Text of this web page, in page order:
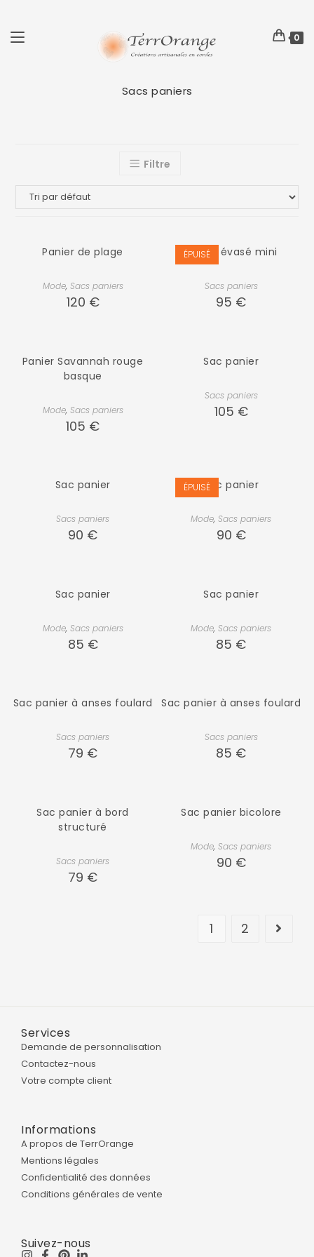
0
Sacs paniers
Filtre
Panier de plage
Mode, Sacs paniers
120 €
ÉPUISÉ
Panier évasé mini
Sacs paniers
95 €
Panier Savannah rouge
basque
Mode, Sacs paniers
105 €
Sac panier
Sacs paniers
105 €
Sac panier
Sacs paniers
90 €
ÉPUISÉSac panier
Mode,Sacs paniers
90 €
Sac panier
Mode, Sacs paniers
85 €
Sac panier
Mode,Sacs paniers
85 €
Sac panier à anses foulard
Sacs paniers
79 €
Sac panier à anses foulard
Sacs paniers
85 €
Sac panier à bord
structuré
Sacs paniers
79 €
Sac panier bicolore
Mode,Sacs paniers
90 €
1 2
Services
Demande de personnalisation
Contactez-nous
Votre compte client
Informations
A propos de TerrOrange
Mentions légales
Confidentialité des données
Conditions générales de vente
Suivez-nous